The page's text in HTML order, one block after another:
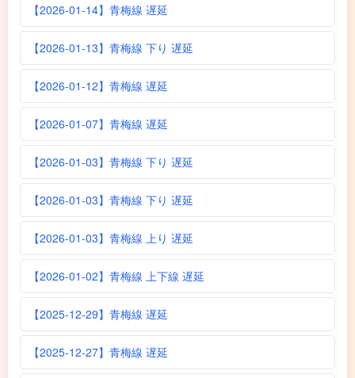
【2026-01-14】青梅線 遅延
【2026-01-13】青梅線 下り 遅延
【2026-01-12】青梅線 遅延
【2026-01-07】青梅線 遅延
【2026-01-03】青梅線 下り 遅延
【2026-01-03】青梅線 下り 遅延
【2026-01-03】青梅線 上り 遅延
【2026-01-02】青梅線 上下線 遅延
【2025-12-29】青梅線 遅延
【2025-12-27】青梅線 遅延